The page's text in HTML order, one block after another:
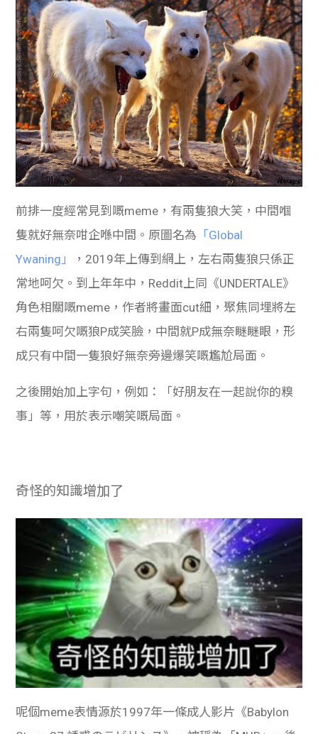
前排一度經常見到嘅meme，有兩隻狼大笑，中間嗰
隻就好無奈咁企喺中間。原圖名為 「Global
Ywaning」
，2019年上傳到網上，左右兩隻狼只係正
常地呵欠。到上年年中，Reddit上同《UNDERTALE》
角色相關嘅meme，作者將畫面cut細，聚焦同埋將左
右兩隻呵欠嘅狼P成笑臉，中間就P成無奈瞇瞇眼，形
成只有中間一隻狼好無奈旁邊爆笑嘅尷尬局面。
之後開始加上字句，例如：「好朋友在一起說你的糗
事」等，用於表示嘲笑嘅局面。
奇怪的知識增加了
呢個meme表情源於1997年一條成人影片《Babylon